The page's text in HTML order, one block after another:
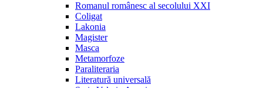
Romanul românesc al secolului XXI
Coligat
Lakonia
Magister
Masca
Metamorfoze
Paraliteraria
Literatură universală